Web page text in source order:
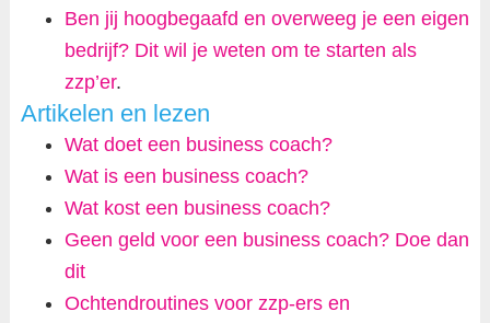
Ben jij hoogbegaafd en overweeg je een eigen
bedrijf? Dit wil je weten om te starten als
zzp’er.
Artikelen en lezen
Wat doet een business coach?
Wat is een business coach?
Wat kost een business coach?
Geen geld voor een business coach? Doe dan
dit
Ochtendroutines voor zzp-ers en